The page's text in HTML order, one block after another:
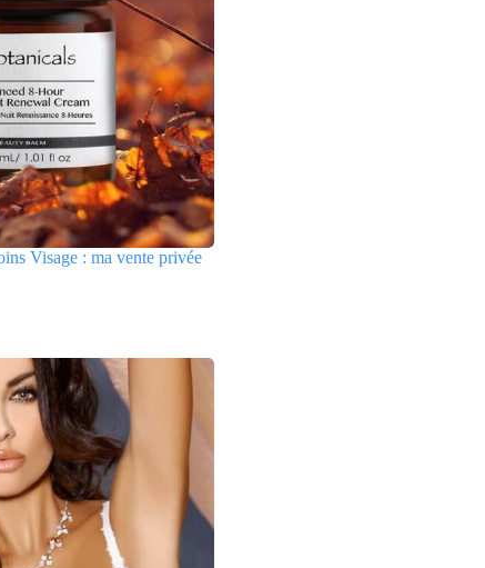
Visage : ma vente privée